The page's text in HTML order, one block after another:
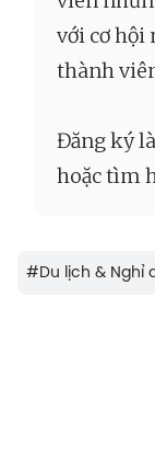
với cơ hội
thành
Đăng ký
hoặc tìm
#Du lịch & Nghỉ